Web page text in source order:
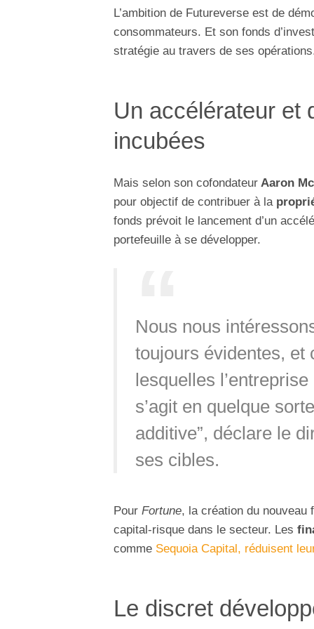
L’ambition de Futureverse est de
consommateurs. Et son fonds
stratégie au travers de ses
Un accélérateur et
incubées
Mais selon son cofondateur Aaron
pour objectif de contribuer à la
fonds prévoit le lancement d’un
portefeuille à se développer.
Nous nous
toujours évidentes, et
lesquelles
s’agit en quelque
additive”, déclare le
ses cibles.
Pour Fortune, la création du nouveau
capital-risque dans le secteur. Les
comme Sequoia Capital, réduisent
Le discret